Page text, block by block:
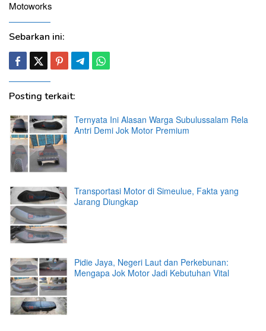
Motoworks
Sebarkan ini:
Posting terkait:
Ternyata Ini Alasan Warga Subulussalam Rela
Antri Demi Jok Motor Premium
Transportasi Motor di Simeulue, Fakta yang
Jarang Diungkap
Pidie Jaya, Negeri Laut dan Perkebunan:
Mengapa Jok Motor Jadi Kebutuhan Vital